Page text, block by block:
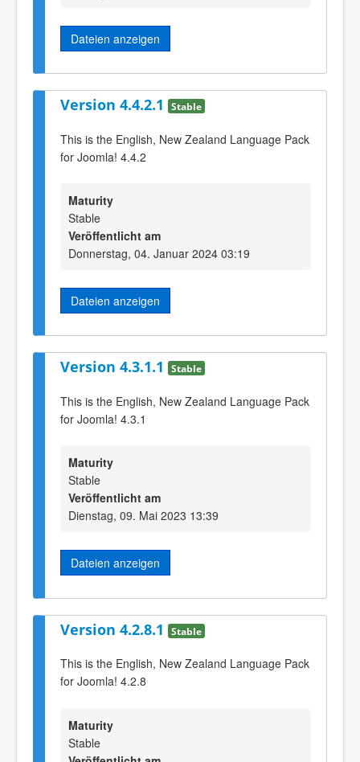
Dateien anzeigen
Version 4.4.2.1 Stable
This is the English, New Zealand Language Pack
for Joomla! 4.4.2
Maturity
Stable
Veröffentlicht am
Donnerstag, 04. Januar 2024 03:19
Dateien anzeigen
Version 4.3.1.1 Stable
This is the English, New Zealand Language Pack
for Joomla! 4.3.1
Maturity
Stable
Veröffentlicht am
Dienstag, 09. Mai 2023 13:39
Dateien anzeigen
Version 4.2.8.1 Stable
This is the English, New Zealand Language Pack
for Joomla! 4.2.8
Maturity
Stable